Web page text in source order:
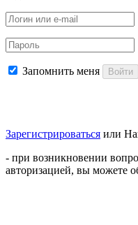
Запомнить меня Войти
Зарегистрироваться или
- при возникновении
авторизацией, вы можете